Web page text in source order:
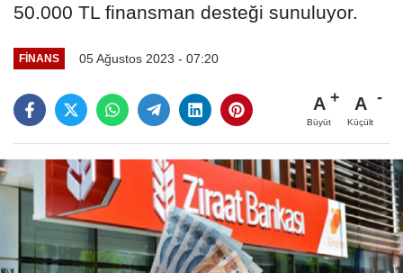
50.000 TL finansman desteği sunuluyor.
FINANS 05 Ağustos 2023 - 07:20
A
Büyüt
A
Küçült